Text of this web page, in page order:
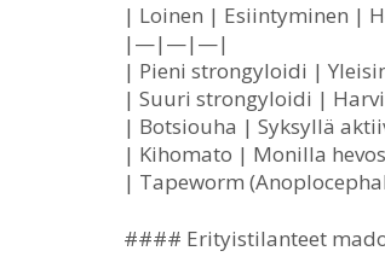
| Loinen | Esiintyminen |
|—|—|—|
| Pieni strongyloidi |
| Suuri strongyloidi |
| Botsiouha | Syksyllä
| Kihomato | Monilla
| Tapeworm
#### Erityistilanteet